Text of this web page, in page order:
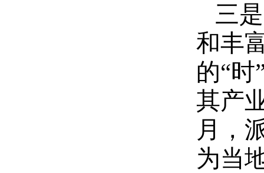
三
和丰
的“时
其产
月，
为当